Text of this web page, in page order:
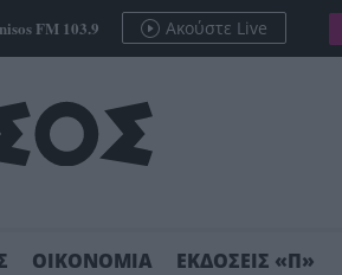
FM 103.9 Ακούστε Live
ΟΙΚΟΝΟΜΙΑ ΕΚΔΟΣΕΙΣ «Π»